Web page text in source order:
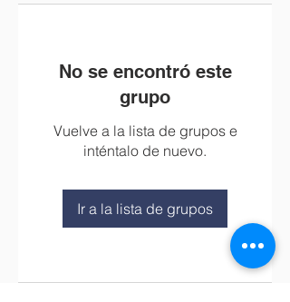
No se encontró este
grupo
Vuelve a la lista de grupos e
inténtalo de nuevo.
Ir a la lista de grupos